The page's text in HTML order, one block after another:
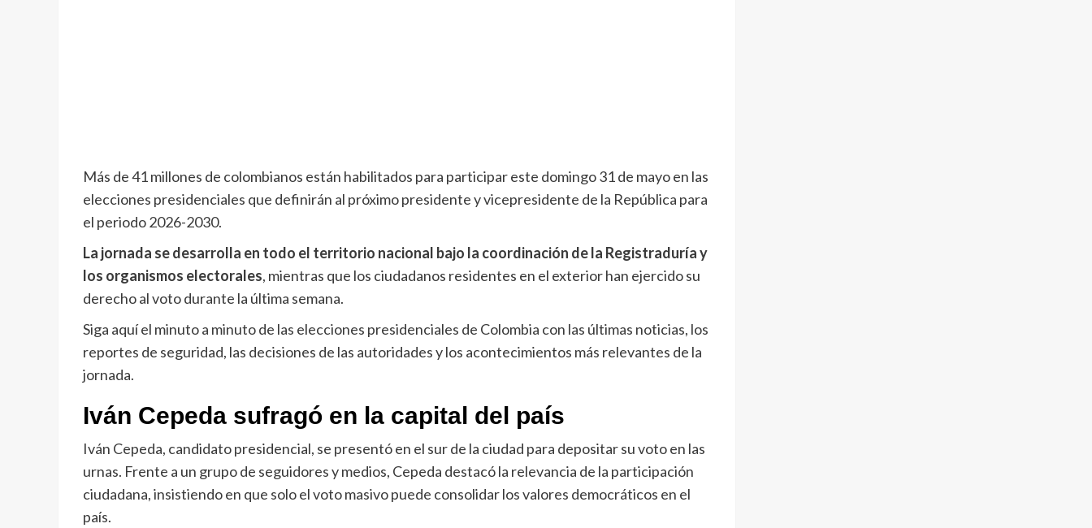
Más de 41 millones de colombianos están habilitados para participar este domingo 31 de mayo en las
elecciones presidenciales que definirán al próximo presidente y vicepresidente de la República para
el periodo 2026-2030.
La jornada se desarrolla en todo el territorio nacional bajo la coordinación de la Registraduría y
los organismos electorales, mientras que los ciudadanos residentes en el exterior han ejercido su
derecho al voto durante la última semana.
Siga aquí el minuto a minuto de las elecciones presidenciales de Colombia con las últimas noticias, los
reportes de seguridad, las decisiones de las autoridades y los acontecimientos más relevantes de la
jornada.
Iván Cepeda sufragó en la capital del país
Iván Cepeda, candidato presidencial, se presentó en el sur de la ciudad para depositar su voto en las
urnas. Frente a un grupo de seguidores y medios, Cepeda destacó la relevancia de la participación
ciudadana, insistiendo en que solo el voto masivo puede consolidar los valores democráticos en el
país.